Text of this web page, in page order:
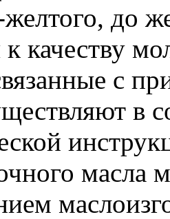
до
качеству
с
в
масла